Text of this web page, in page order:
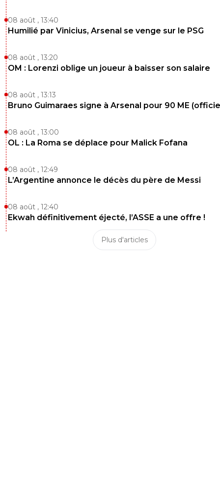
08 août , 13:40
Humilié par Vinicius, Arsenal se venge sur le PSG
08 août , 13:20
OM : Lorenzi oblige un joueur à baisser son salaire
08 août , 13:13
Bruno Guimaraes signe à Arsenal pour 90 ME
08 août , 13:00
OL : La Roma se déplace pour Malick Fofana
08 août , 12:49
L’Argentine annonce le décès du père de Messi
08 août , 12:40
Ekwah définitivement éjecté, l’ASSE a une offre !
Plus d'articles